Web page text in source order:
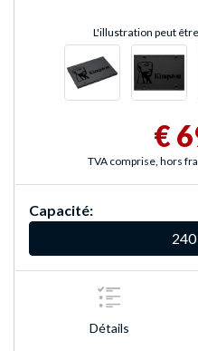
L'illustration peut
€
TVA comprise, hors
Capacité:
Détails